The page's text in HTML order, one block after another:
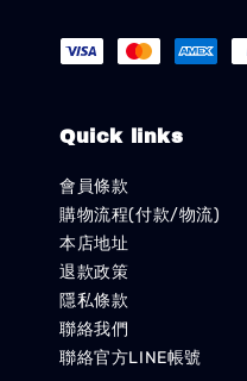
Quick links
會員條款
購物流程(付款/物流)
本店地址
退款政策
隱私條款
聯絡我們
聯絡官方LINE帳號